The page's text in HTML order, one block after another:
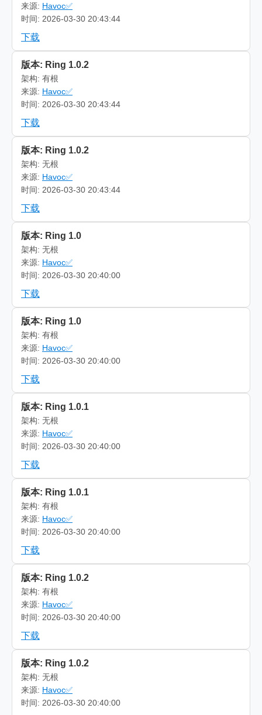
来源: Havoc✅
时间: 2026-03-30 20:43:44
下载
版本: Ring 1.0.2
架构: 有根
来源: Havoc✅
时间: 2026-03-30 20:43:44
下载
版本: Ring 1.0.2
架构: 无根
来源: Havoc✅
时间: 2026-03-30 20:43:44
下载
版本: Ring 1.0
架构: 无根
来源: Havoc✅
时间: 2026-03-30 20:40:00
下载
版本: Ring 1.0
架构: 有根
来源: Havoc✅
时间: 2026-03-30 20:40:00
下载
版本: Ring 1.0.1
架构: 无根
来源: Havoc✅
时间: 2026-03-30 20:40:00
下载
版本: Ring 1.0.1
架构: 有根
来源: Havoc✅
时间: 2026-03-30 20:40:00
下载
版本: Ring 1.0.2
架构: 有根
来源: Havoc✅
时间: 2026-03-30 20:40:00
下载
版本: Ring 1.0.2
架构: 无根
来源: Havoc✅
时间: 2026-03-30 20:40:00